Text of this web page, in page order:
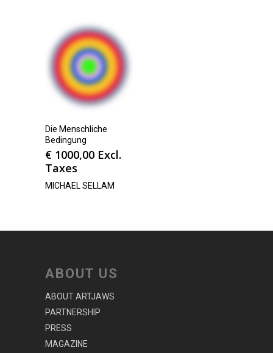
Die Menschliche
Bedingung
€ 1000,00 Excl.
Taxes
MICHAEL SELLAM
ABOUT US
ABOUT ARTJAWS
PARTNERSHIP
PRESS
MAGAZINE